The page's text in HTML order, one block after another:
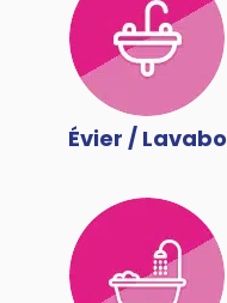
Évier / Lavabo